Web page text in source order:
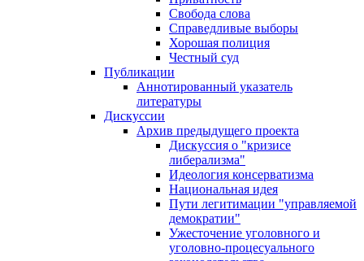
Свобода слова
Справедливые выборы
Хорошая полиция
Честный суд
Публикации
Аннотированный указатель
литературы
Дискуссии
Архив предыдущего проекта
Дискуссия о "кризисе
либерализма"
Идеология консерватизма
Национальная идея
Пути легитимации "управляемой
демократии"
Ужесточение уголовного и
уголовно-процесуального